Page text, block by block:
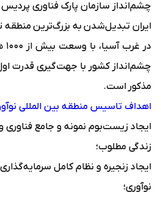
چشم‌انداز سازمان پارک فناوری پردیس
ایران تبدیل‌شدن به بزرگ‌ترین منطقه
چشم‌انداز کشور با جهت‌گیری قدرت
مذکور است.
اهداف تاسیس منطقه بین المللی
ایجاد زیست‌بوم نمونه و جامع فناوری
زندگی مطلوب؛
ایجاد زنجیره و نظام کامل
نوآوری؛